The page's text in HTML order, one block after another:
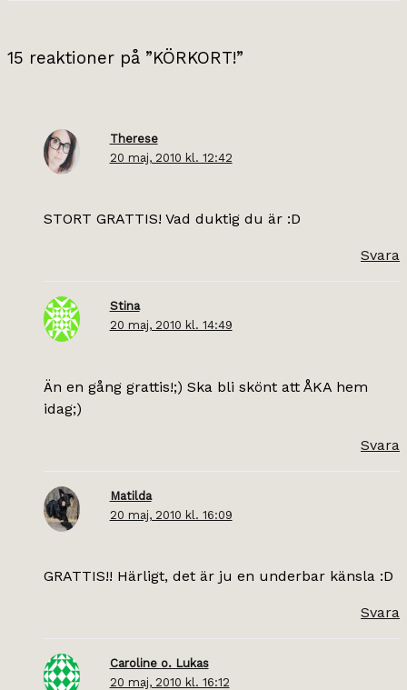
15 reaktioner på ”KÖRKORT!”
Therese
20 maj, 2010 kl. 12:42
STORT GRATTIS! Vad duktig du är :D
Svara
Stina
20 maj, 2010 kl. 14:49
Än en gång grattis!;) Ska bli skönt att ÅKA hem
idag;)
Svara
Matilda
20 maj, 2010 kl. 16:09
GRATTIS!! Härligt, det är ju en underbar känsla :D
Svara
Caroline o. Lukas
20 maj, 2010 kl. 16:12